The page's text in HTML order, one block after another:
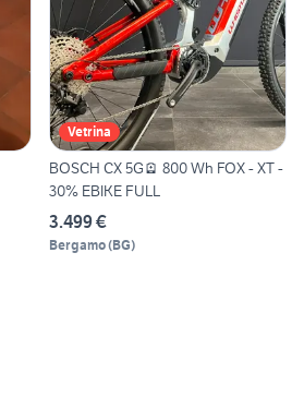
Vetrina
BOSCH CX 5G🪫 800 Wh FOX - XT -
30% EBIKE FULL
3.499 €
Bergamo(BG)